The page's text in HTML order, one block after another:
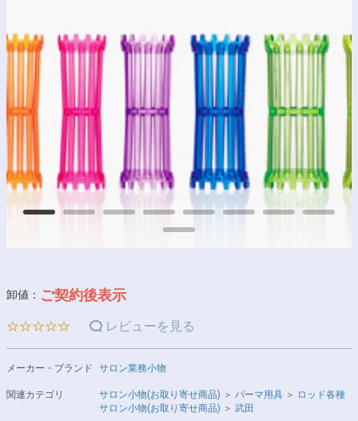
卸値： ご契約後表示
☆☆☆☆☆ レビューを見る
メーカー・ブランド サロン業務小物
関連カテゴリ サロン小物(お取り寄せ商品) ＞ パーマ用具 ＞ ロッド各種
サロン小物(お取り寄せ商品) ＞ 武田